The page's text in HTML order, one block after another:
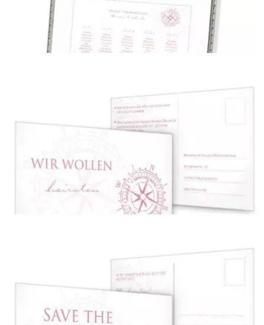
{farbicons}
{farbicons}
Antwortkarte für die Hochzeit